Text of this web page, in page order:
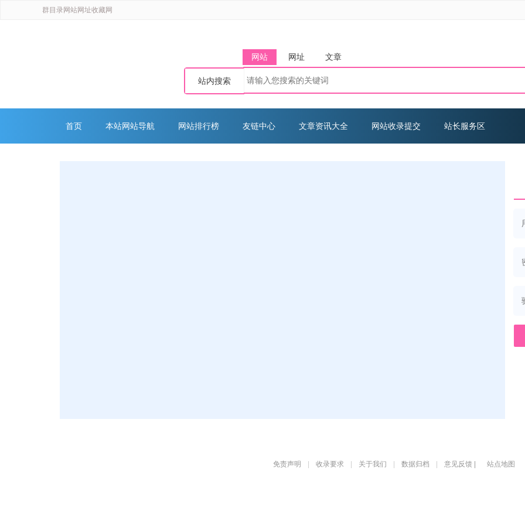
群目录网站网址收藏网
网站 网址 文章
站内搜索
首页 本站网站导航 网站排行榜 友链中心 文章资讯大全 网站收录提交 站长服务区
免责声明 收录要求 关于我们 数据归档 意见反馈 | 站点地图